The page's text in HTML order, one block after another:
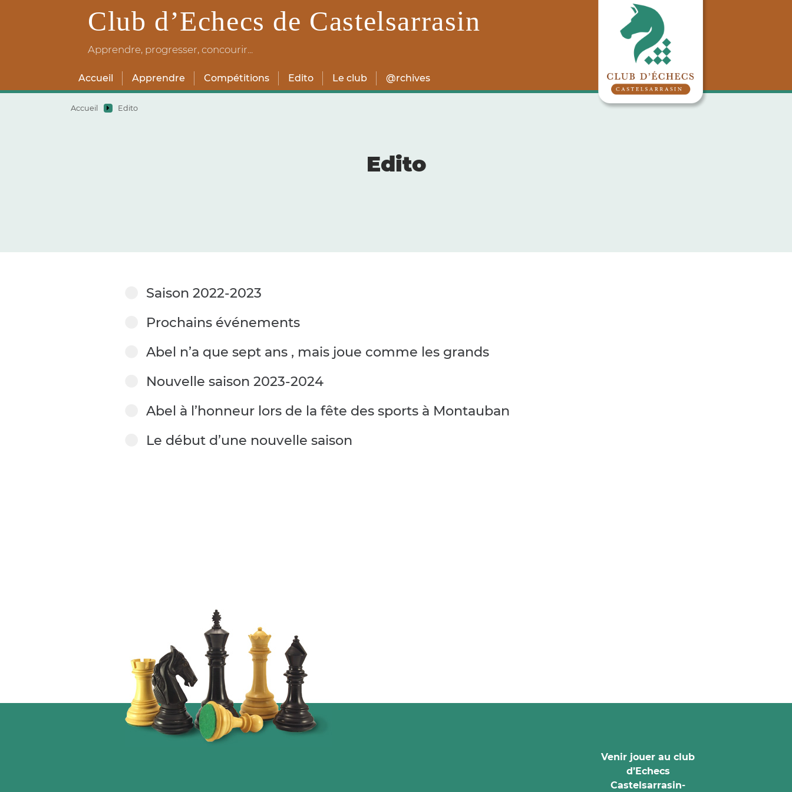
Club d’Echecs de Castelsarrasin
Apprendre, progresser, concourir...
Accueil Apprendre Compétitions Edito Le club @rchives
Accueil Edito
Edito
Saison 2022-2023
Prochains événements
Abel n’a que sept ans , mais joue comme les grands
Nouvelle saison 2023-2024
Abel à l’honneur lors de la fête des sports à Montauban
Le début d’une nouvelle saison
Venir jouer au club
d’Echecs
Castelsarrasin-